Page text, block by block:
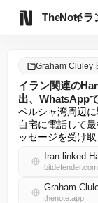
TheNote
Graham Cluley
イラン関連の
出、WhatsApp
ペルシャ湾周辺
自宅に電話して
ッセージを受け取
bitdefender.com
Graham
thenote.app